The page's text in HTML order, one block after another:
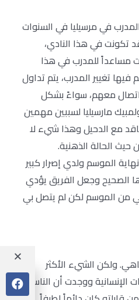
في مرسيليا في السنوات
تكونت في هذا النادي،
مساعداً للمدرب في هذا
تغيير المدرب، يتم تداول
معهم، سواءً بشكل
مارسيليا لسببين مهمين
مع الدحيل وهذا شيء لا
الحالة الذهنية.
الموسم ولدي إصرار كبير
الصحيح وجعل الفريق يؤدي
من الموسم لكن لم يتصل بي
ولكن الشيء الأكثر
الإنسانية ووجدت أن الناس